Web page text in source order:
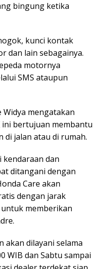
bingung ketika
kunci kontak
dan lain sebagainya.
motornya
SMS ataupun
mengatakan
bertujuan membantu
di jalan atau di rumah.
kendaraan dan
ditangani dengan
Care akan
dengan jarak
memberikan
akan dilayani selama
WIB dan Sabtu sampai